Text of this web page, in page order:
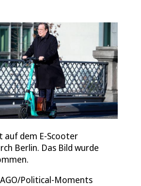
auf dem E-Scooter
Berlin. Das Bild wurde
Political-Moments